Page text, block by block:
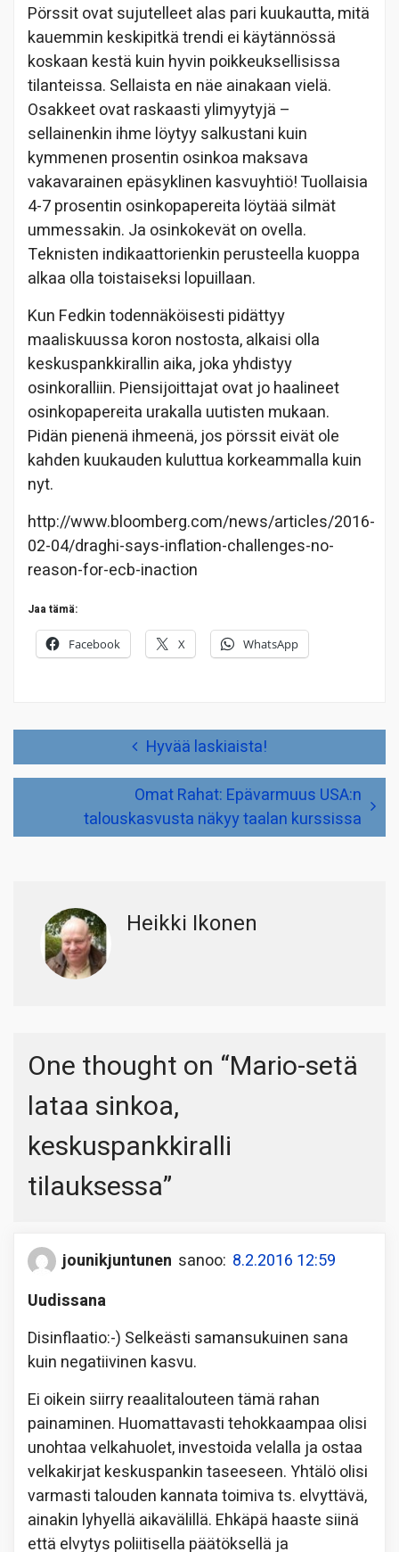
Pörssit ovat sujutelleet alas pari kuukautta, mitä
kauemmin keskipitkä trendi ei käytännössä
koskaan kestä kuin hyvin poikkeuksellisissa
tilanteissa. Sellaista en näe ainakaan vielä.
Osakkeet ovat raskaasti ylimyytyjä –
sellainenkin ihme löytyy salkustani kuin
kymmenen prosentin osinkoa maksava
vakavarainen epäsyklinen kasvuyhtiö! Tuollaisia
4-7 prosentin osinkopapereita löytää silmät
ummessakin. Ja osinkokevät on ovella.
Teknisten indikaattorienkin perusteella kuoppa
alkaa olla toistaiseksi lopuillaan.
Kun Fedkin todennäköisesti pidättyy
maaliskuussa koron nostosta, alkaisi olla
keskuspankkirallin aika, joka yhdistyy
osinkoralliin. Piensijoittajat ovat jo haalineet
osinkopapereita urakalla uutisten mukaan.
Pidän pienenä ihmeenä, jos pörssit eivät ole
kahden kuukauden kuluttua korkeammalla kuin
nyt.
http://www.bloomberg.com/news/articles/2016-
02-04/draghi-says-inflation-challenges-no-
reason-for-ecb-inaction
Jaa tämä:
Facebook X WhatsApp
Hyvää laskiaista!
Omat Rahat: Epävarmuus USA:n
talouskasvusta näkyy taalan kurssissa
Heikki Ikonen
One thought on “Mario-setä
lataa sinkoa,
keskuspankkiralli
tilauksessa”
jounikjuntunen sanoo: 8.2.2016 12:59
Uudissana
Disinflaatio:-) Selkeästi samansukuinen sana
kuin negatiivinen kasvu.
Ei oikein siirry reaalitalouteen tämä rahan
painaminen. Huomattavasti tehokkaampaa olisi
unohtaa velkahuolet, investoida velalla ja ostaa
velkakirjat keskuspankin taseeseen. Yhtälö olisi
varmasti talouden kannata toimiva ts. elvyttävä,
ainakin lyhyellä aikavälillä. Ehkäpä haaste siinä
että elvytys poliitisella päätöksellä ja